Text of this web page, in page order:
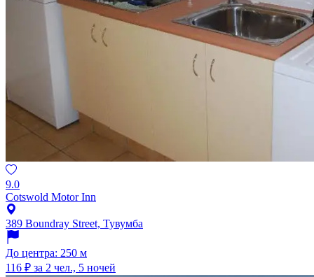
9.0
Cotswold Motor Inn
389 Boundray Street, Тувумба
До центра: 250 м
116 ₽ за 2 чел., 5 ночей